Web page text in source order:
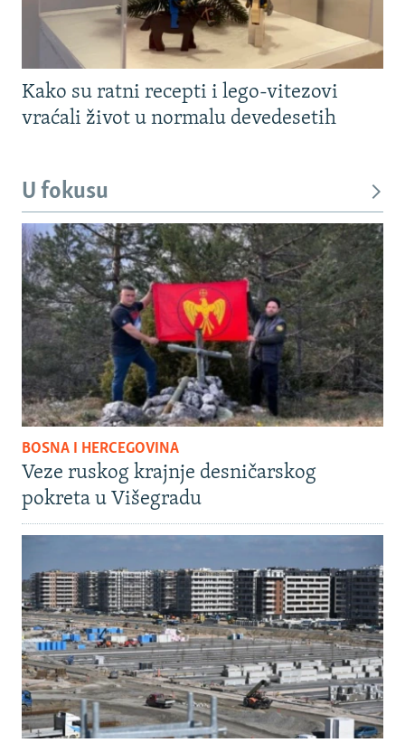
Kako su ratni recepti i lego-vitezovi
vraćali život u normalu devedesetih
U fokusu
BOSNA I HERCEGOVINA
Veze ruskog krajnje desničarskog
pokreta u Višegradu